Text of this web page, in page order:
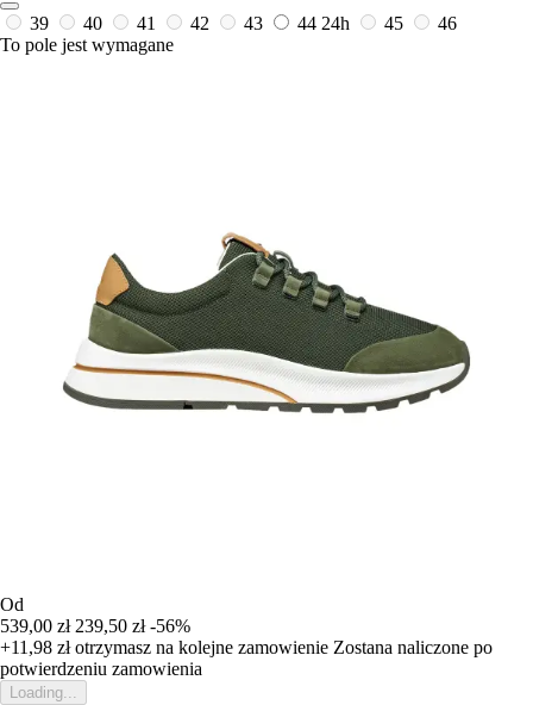
39 40 41 42 43 44 24h 45
46
To pole jest wymagane
Od
539,00 zł 239,50 zł -56%
+11,98 złotrzymasz na kolejne zamowienie Zostana naliczone po
potwierdzeniu zamowienia
Loading...